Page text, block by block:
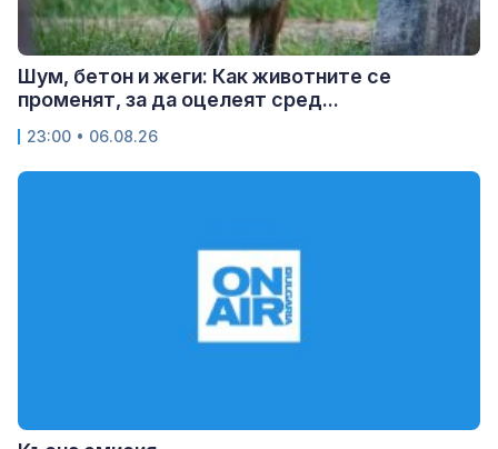
Шум, бетон и жеги: Как животните се
променят, за да оцелеят сред...
23:00 • 06.08.26